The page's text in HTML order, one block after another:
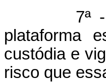
7ª - que
plataforma
custódia e
risco que